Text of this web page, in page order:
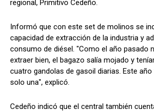
regional, Primitivo Cedeño.
Informó que con este set de molinos se
capacidad de extracción de la industria y
consumo de diésel. "Como el año pasado
extraer bien, el bagazo salía mojado y
cuatro gandolas de gasoil diarias. Este
solo una", explicó.
Cedeño indicó que el central también